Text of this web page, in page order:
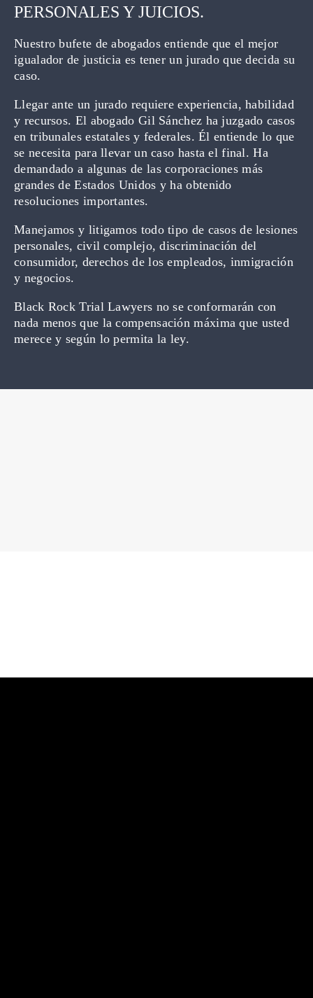
PERSONALES Y JUICIOS.
Nuestro bufete de abogados entiende que el mejor
igualador de justicia es tener un jurado que decida su
caso.
Llegar ante un jurado requiere experiencia, habilidad
y recursos. El abogado Gil Sánchez ha juzgado casos
en tribunales estatales y federales. Él entiende lo que
se necesita para llevar un caso hasta el final. Ha
demandado a algunas de las corporaciones más
grandes de Estados Unidos y ha obtenido
resoluciones importantes.
Manejamos y litigamos todo tipo de casos de lesiones
personales, civil complejo, discriminación del
consumidor, derechos de los empleados, inmigración
y negocios.
Black Rock Trial Lawyers no se conformarán con
nada menos que la compensación máxima que usted
merece y según lo permita la ley.